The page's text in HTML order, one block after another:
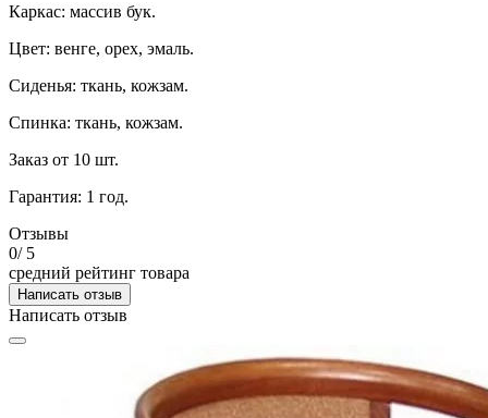
Каркас: массив бук.
Цвет: венге, орех, эмаль.
Сиденья: ткань, кожзам.
Спинка: ткань, кожзам.
Заказ от 10 шт.
Гарантия: 1 год.
Отзывы
0/ 5
средний рейтинг товара
Написать отзыв
Написать отзыв